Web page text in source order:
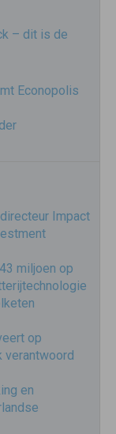
– dit is de
Econopolis
Impact
miljoen op
op
verantwoord
en